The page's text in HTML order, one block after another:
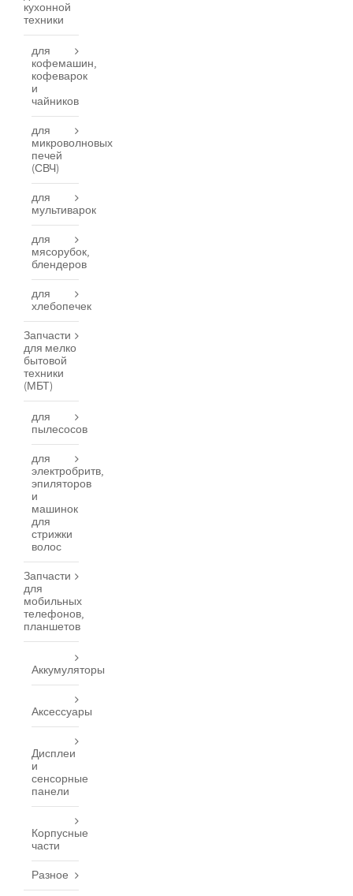
кухонной
техники
для
кофемашин,
кофеварок
и
чайников
для
микроволновых
печей
(СВЧ)
для
мультиварок
для
мясорубок,
блендеров
для
хлебопечек
Запчасти
для мелко
бытовой
техники
(МБТ)
для
пылесосов
для
электробритв,
эпиляторов
и
машинок
для
стрижки
волос
Запчасти
для
мобильных
телефонов,
планшетов
Аккумуляторы
Аксессуары
Дисплеи
и
сенсорные
панели
Корпусные
части
Разное